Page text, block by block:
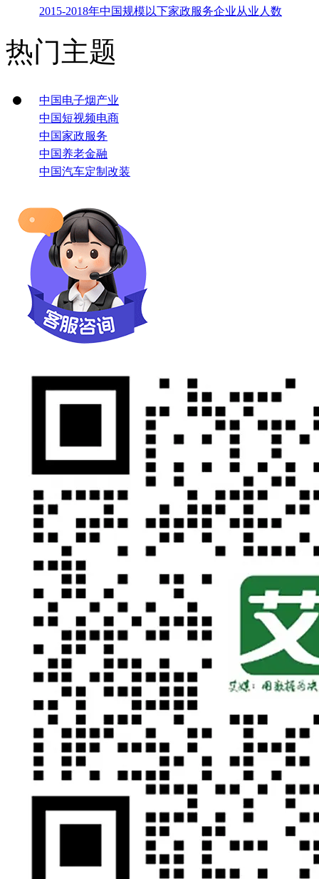
2015-2018年中国规模以下家政服务企业从业人数
热门主题
中国电子烟产业
中国短视频电商
中国家政服务
中国养老金融
中国汽车定制改装